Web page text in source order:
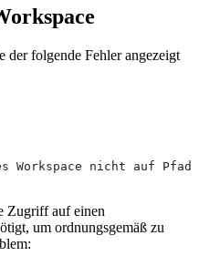
der folgende Fehler angezeigt
Workspace nicht auf
Zugriff auf einen
um ordnungsgemäß zu